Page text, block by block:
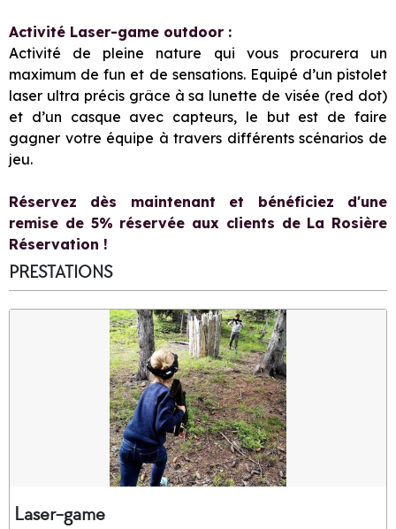
Activité Laser-game outdoor :
Activité de pleine nature qui vous procurera un
maximum de fun et de sensations. Equipé d’un pistolet
laser ultra précis grâce à sa lunette de visée (red dot)
et d’un casque avec capteurs, le but est de faire
gagner votre équipe à travers différents scénarios de
jeu.
Réservez dès maintenant et bénéficiez d'une
remise de 5% réservée aux clients de La Rosière
Réservation !
PRESTATIONS
Laser-game